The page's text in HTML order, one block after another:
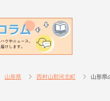
山形県 西村山郡河北町 山形県